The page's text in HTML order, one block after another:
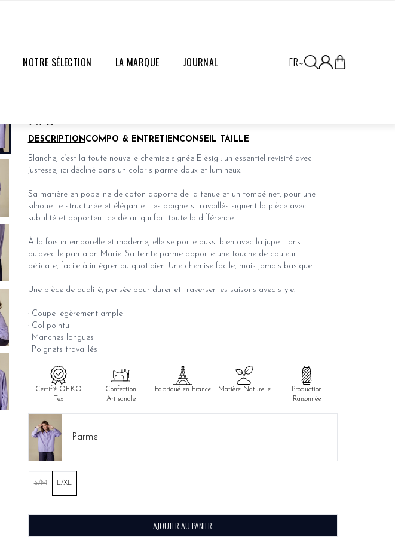
NOTRE SÉLECTION LA MARQUE JOURNAL FR
95€
DESCRIPTIONCOMPO & ENTRETIENCONSEIL TAILLE
Blanche, c’est la toute nouvelle chemise signée Elèsig : un essentiel revisité avec
justesse, ici décliné dans un coloris parme doux et lumineux.
Sa matière en popeline de coton apporte de la tenue et un tombé net, pour une
silhouette structurée et élégante. Les poignets travaillés signent la pièce avec
subtilité et apportent ce détail qui fait toute la différence.
À la fois intemporelle et moderne, elle se porte aussi bien avec la jupe Hans
qu’avec le pantalon Marie. Sa teinte parme apporte une touche de couleur
délicate, facile à intégrer au quotidien. Une chemise facile, mais jamais basique.
Une pièce de qualité, pensée pour durer et traverser les saisons avec style.
· Coupe légèrement ample
· Col pointu
· Manches longues
· Poignets travaillés
Certifié OEKO
Tex
Confection
Artisanale
Fabriqué en France Matière Naturelle
Production
Raisonnée
Parme
S/M L/XL
AJOUTER AU PANIER